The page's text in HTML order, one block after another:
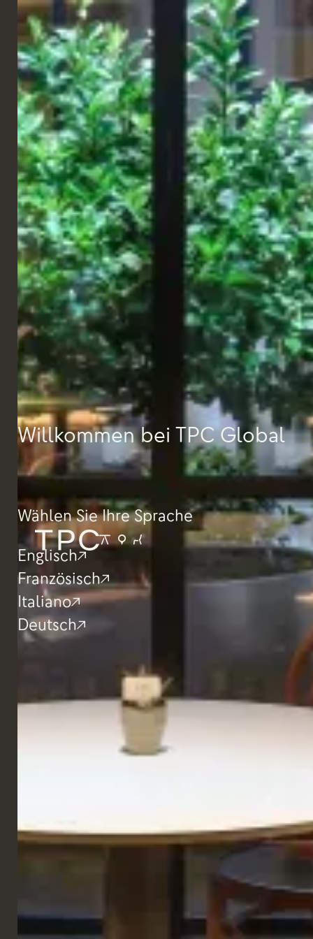
DEUTSCH
Willkommen bei TPC Global
Wählen Sie Ihre Sprache
Englisch
Französisch
Italiano
Deutsch
BISTROT
Tre Marie Bistro
Lugano
In Lugano feiert das erste Bistro und Café der MarkeTre Marie,
das vonGalbuserain Zusammenarbeit mitRobilant Associati
geschaffen wurde, sein Debüt. Ein exklusives Konzept, bei dem
die große italienische Konditoreitradition in ein immersives
Geschmacks- und Einkaufserlebnis verwandelt wird.
RESTAURANT